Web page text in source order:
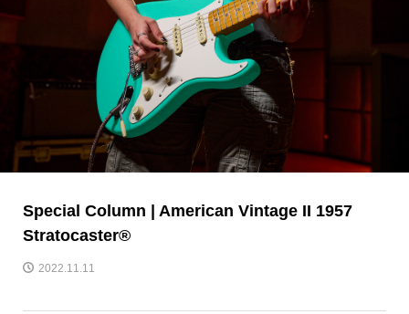
Special Column | American Vintage II 1957
Stratocaster®︎
2022.11.11